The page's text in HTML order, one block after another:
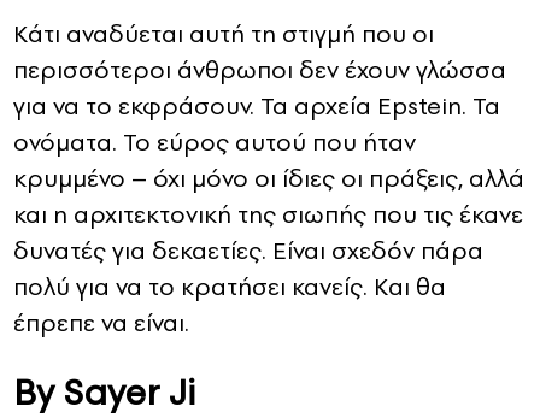
Κάτι αναδύεται αυτή τη στιγμή που οι
περισσότεροι άνθρωποι δεν έχουν γλώσσα
για να το εκφράσουν. Τα αρχεία Epstein. Τα
ονόματα. Το εύρος αυτού που ήταν
κρυμμένο – όχι μόνο οι ίδιες οι πράξεις, αλλά
και η αρχιτεκτονική της σιωπής που τις έκανε
δυνατές για δεκαετίες. Είναι σχεδόν πάρα
πολύ για να το κρατήσει κανείς. Και θα
έπρεπε να είναι.
Βy Sayer Ji